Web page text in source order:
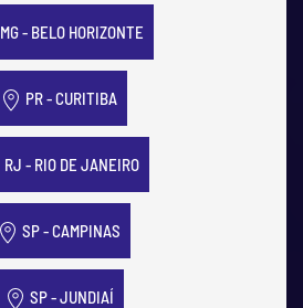
MG - BELO HORIZONTE
PR - CURITIBA
RJ - RIO DE JANEIRO
SP - CAMPINAS
SP - JUNDIAÍ